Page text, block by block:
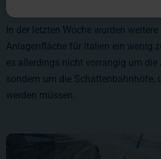
In der letzten Woche wurden
Anlagenfläche für Italien ein wenig
es allerdings nicht vorrangig um die
sondern um die Schattenbahnhöfe,
werden müssen.